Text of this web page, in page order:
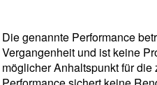
Die genannte Performance
Vergangenheit und ist keine
möglicher Anhaltspunkt für